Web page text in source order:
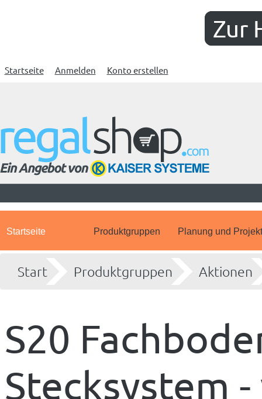
Zur
Startseite Anmelden Konto erstellen
Startseite Produktgruppen Planung und
Start Produktgruppen Aktionen
S20
Stecksystem